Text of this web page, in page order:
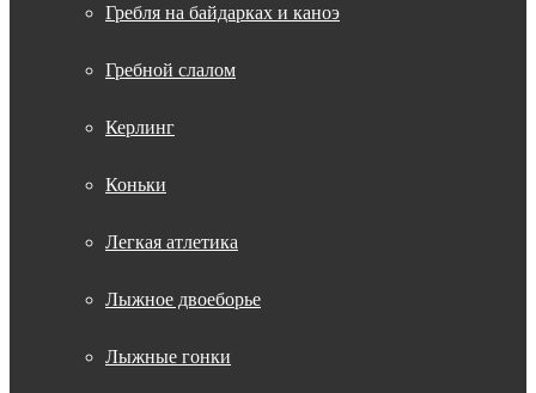
Гребля на байдарках и каноэ
Гребной слалом
Керлинг
Коньки
Легкая атлетика
Лыжное двоеборье
Лыжные гонки